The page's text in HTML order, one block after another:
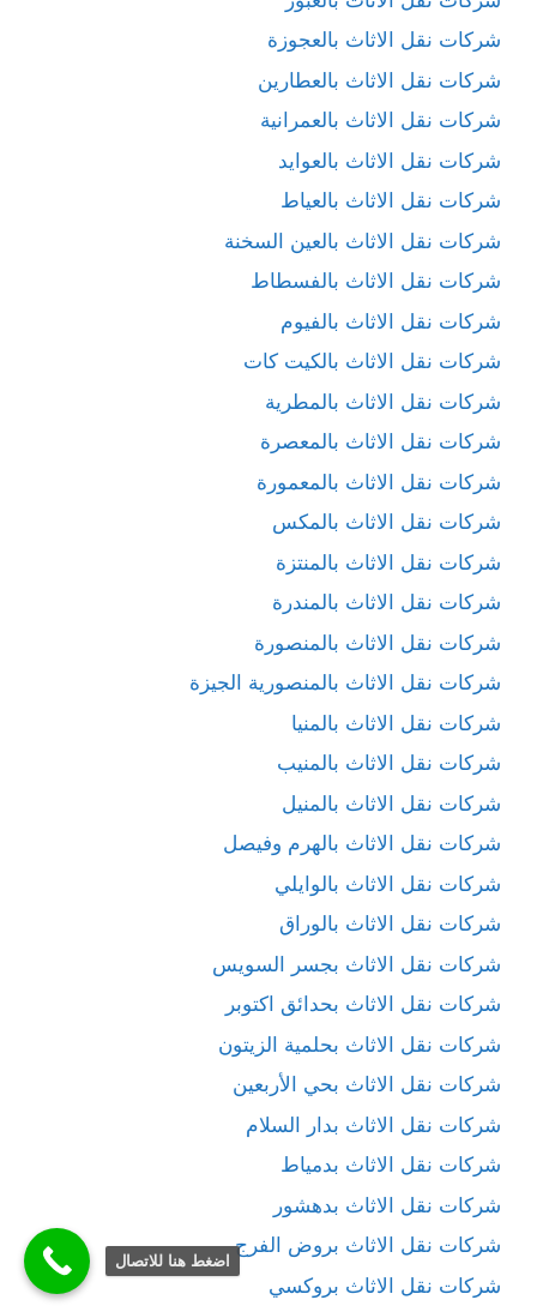
شركات نقل الاثاث بالعجوزة
شركات نقل الاثاث بالعطارين
شركات نقل الاثاث بالعمرانية
شركات نقل الاثاث بالعوايد
شركات نقل الاثاث بالعياط
شركات نقل الاثاث بالعين السخنة
شركات نقل الاثاث بالفسطاط
شركات نقل الاثاث بالفيوم
شركات نقل الاثاث بالكيت كات
شركات نقل الاثاث بالمطرية
شركات نقل الاثاث بالمعصرة
شركات نقل الاثاث بالمعمورة
شركات نقل الاثاث بالمكس
شركات نقل الاثاث بالمنتزة
شركات نقل الاثاث بالمندرة
شركات نقل الاثاث بالمنصورة
شركات نقل الاثاث بالمنصورية الجيزة
شركات نقل الاثاث بالمنيا
شركات نقل الاثاث بالمنيب
شركات نقل الاثاث بالمنيل
شركات نقل الاثاث بالهرم وفيصل
شركات نقل الاثاث بالوايلي
شركات نقل الاثاث بالوراق
شركات نقل الاثاث بجسر السويس
شركات نقل الاثاث بحدائق اكتوبر
شركات نقل الاثاث بحلمية الزيتون
شركات نقل الاثاث بحي الأربعين
شركات نقل الاثاث بدار السلام
شركات نقل الاثاث بدمياط
شركات نقل الاثاث بدهشور
شركات نقل الاثاث بروض الفرج
شركات نقل الاثاث بروكسي
اضغط هنا للاتصال